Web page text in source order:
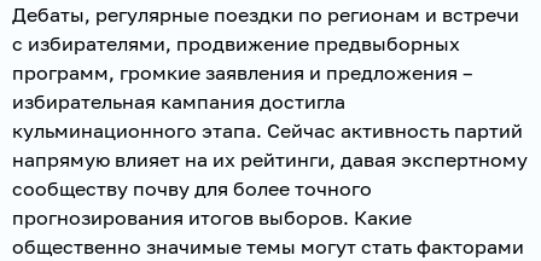
Дебаты, регулярные поездки по регионам и встречи
с избирателями, продвижение предвыборных
программ, громкие заявления и предложения –
избирательная кампания достигла
кульминационного этапа. Сейчас активность партий
напрямую влияет на их рейтинги, давая экспертному
сообществу почву для более точного
прогнозирования итогов выборов. Какие
общественно значимые темы могут стать факторами